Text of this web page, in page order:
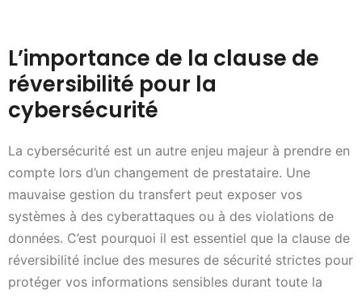
L’importance de la clause de
réversibilité pour la
cybersécurité
La cybersécurité est un autre enjeu majeur à prendre en
compte lors d’un changement de prestataire. Une
mauvaise gestion du transfert peut exposer vos
systèmes à des cyberattaques ou à des violations de
données. C’est pourquoi il est essentiel que la clause de
réversibilité inclue des mesures de sécurité strictes pour
protéger vos informations sensibles durant toute la